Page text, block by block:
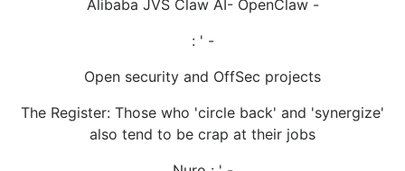
Alibaba JVS Claw AI- OpenClaw -
: ' -
Open security and OffSec projects
The Register: Those who 'circle back' and 'synergize'
also tend to be crap at their jobs